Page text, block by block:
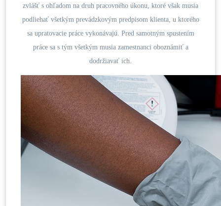
zvlášť s ohľadom na druh pracovného úkonu, ktoré však musia
podliehať všetkým prevádzkovým predpisom klienta, u ktorého
sa upratovacie práce vykonávajú. Pred samotným spustením
práce sa s tým všetkým musia zamestnanci oboznámiť a
dodržiavať ich.